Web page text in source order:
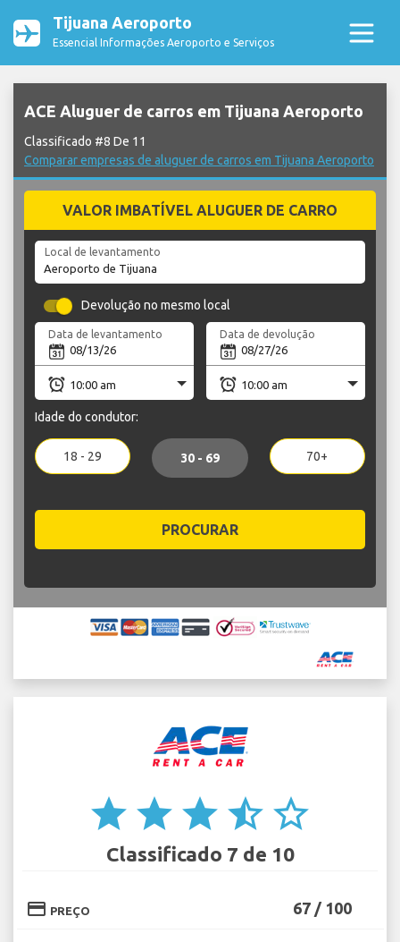
Tijuana Aeroporto
Essencial Informações Aeroporto e Serviços
ACE Aluguer de carros em Tijuana Aeroporto
Classificado #8 De 11
Comparar empresas de aluguer de carros em Tijuana Aeroporto
VALOR IMBATÍVEL ALUGUER DE CARRO
Local de levantamento
Devolução no mesmo local
Data de levantamento Data de devolução
Idade do condutor:
18 - 29 30 - 69 70+
PROCURAR
star star star star_half star_border
Classificado 7 de 10
credit_card PREÇO 67 / 100